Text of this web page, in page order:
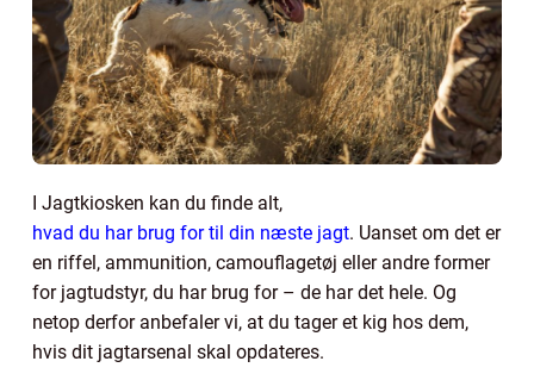
I Jagtkiosken kan du finde alt,
hvad du har brug for til din næste jagt. Uanset om det er
en riffel, ammunition, camouflagetøj eller andre former
for jagtudstyr, du har brug for – de har det hele. Og
netop derfor anbefaler vi, at du tager et kig hos dem,
hvis dit jagtarsenal skal opdateres.